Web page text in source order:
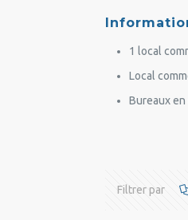
1 local
Local
Bureaux en
Filtrer par